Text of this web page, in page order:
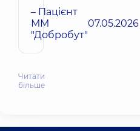
– Пацієнт
ММ
"Добробут"
07.05.2026
Читати
більше